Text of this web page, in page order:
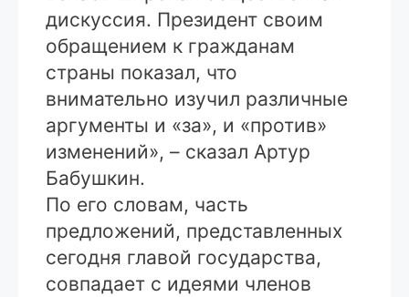
дискуссия. Президент своим
обращением к гражданам
страны показал, что
внимательно изучил различные
аргументы и «за», и «против»
изменений», – сказал Артур
Бабушкин.
По его словам, часть
предложений, представленных
сегодня главой государства,
совпадает с идеями членов